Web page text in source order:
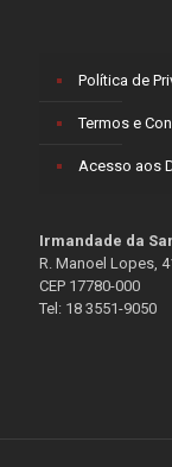
Política de
Termos e
Acesso aos
Irmandade da
R. Manoel Lopes,
CEP 17780-000
Tel: 18 3551-9050